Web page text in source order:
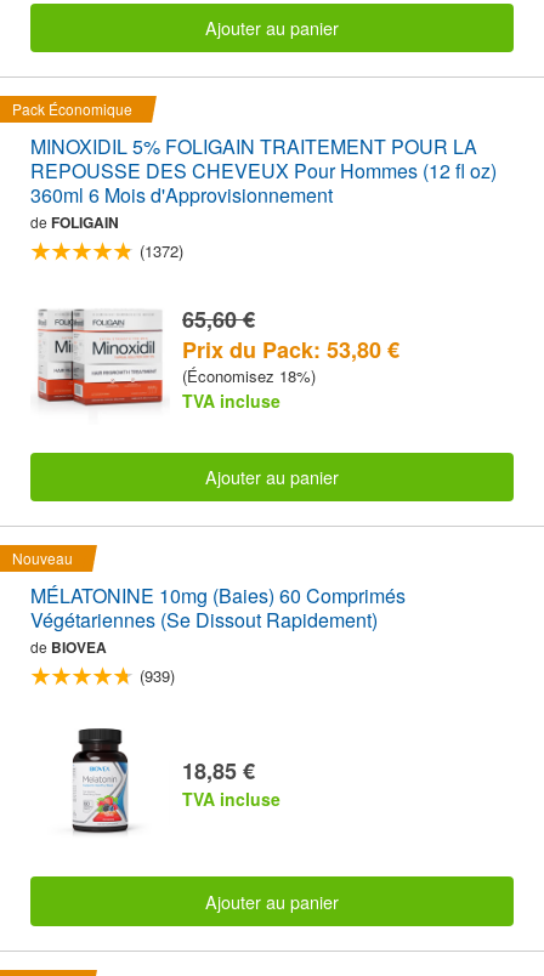
Ajouter au panier
Pack Économique
MINOXIDIL 5% FOLIGAIN TRAITEMENT POUR LA
REPOUSSE DES CHEVEUX Pour Hommes (12 fl oz)
360ml 6 Mois d'Approvisionnement
de FOLIGAIN
(1372)
65,60 €
Prix du Pack: 53,80 €
(Économisez 18%)
TVA incluse
Ajouter au panier
Nouveau
MÉLATONINE 10mg (Baies) 60 Comprimés
Végétariennes (Se Dissout Rapidement)
de BIOVEA
(939)
18,85 €
TVA incluse
Ajouter au panier